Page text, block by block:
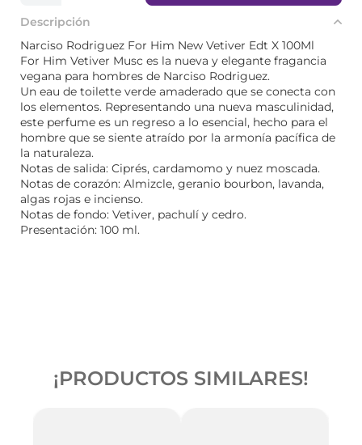
Descripción
Narciso Rodriguez For Him New Vetiver Edt X 100Ml
For Him Vetiver Musc es la nueva y elegante fragancia
vegana para hombres de Narciso Rodriguez.
Un eau de toilette verde amaderado que se conecta con
los elementos. Representando una nueva masculinidad,
este perfume es un regreso a lo esencial, hecho para el
hombre que se siente atraído por la armonía pacífica de
la naturaleza.
Notas de salida: Ciprés, cardamomo y nuez moscada.
Notas de corazón: Almizcle, geranio bourbon, lavanda,
algas rojas e incienso.
Notas de fondo: Vetiver, pachulí y cedro.
Presentación: 100 ml.
¡PRODUCTOS SIMILARES!